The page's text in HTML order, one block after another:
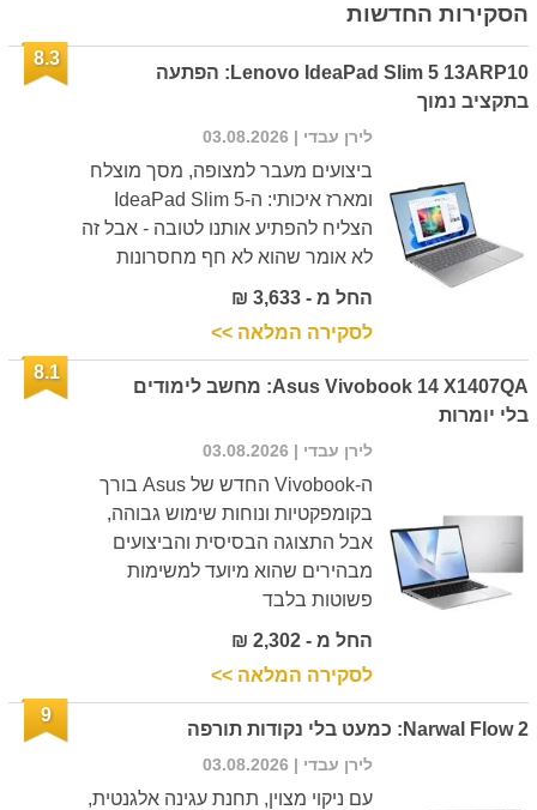
הסקירות החדשות
Lenovo IdeaPad Slim 5 13ARP10: הפתעה
בתקציב נמוך
8.3
לירן עבדי | 03.08.2026
ביצועים מעבר למצופה, מסך מוצלח
ומארז איכותי: ה-IdeaPad Slim 5
הצליח להפתיע אותנו לטובה - אבל זה
לא אומר שהוא לא חף מחסרונות
החל מ - 3,633 ₪
לסקירה המלאה >>
Asus Vivobook 14 X1407QA: מחשב לימודים
בלי יומרות
8.1
לירן עבדי | 03.08.2026
ה-Vivobook החדש של Asus בורך
בקומפקטיות ונוחות שימוש גבוהה,
אבל התצוגה הבסיסית והביצועים
מבהירים שהוא מיועד למשימות
פשוטות בלבד
החל מ - 2,302 ₪
לסקירה המלאה >>
Narwal Flow 2: כמעט בלי נקודות תורפה
9
לירן עבדי | 03.08.2026
עם ניקוי מצוין, תחנת עגינה אלגנטית,